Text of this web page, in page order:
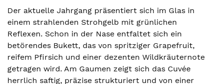
Der aktuelle Jahrgang präsentiert sich im Glas in
einem strahlenden Strohgelb mit grünlichen
Reflexen. Schon in der Nase entfaltet sich ein
betörendes Bukett, das von spritziger Grapefruit,
reifem Pfirsich und einer dezenten Wildkräuternote
getragen wird. Am Gaumen zeigt sich das Cuvée
herrlich saftig, präzise strukturiert und von einer